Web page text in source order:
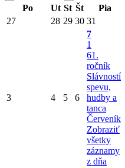
Po
Ut St Št Pia
27
28 29 30 31
3 4 5 6
7
1
61.
ročník
Slávností
spevu,
hudby a
tanca
Červeník
Zobraziť
všetky
záznamy
z dňa